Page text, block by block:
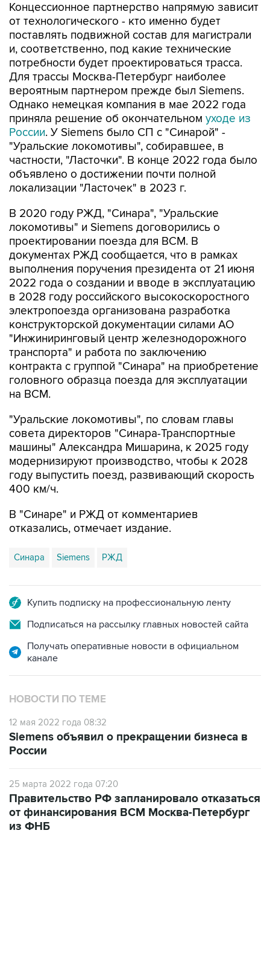
Концессионное партнерство напрямую зависит
от технологического - кто именно будет
поставлять подвижной состав для магистрали
и, соответственно, под какие технические
потребности будет проектироваться трасса.
Для трассы Москва-Петербург наиболее
вероятным партнером прежде был Siemens.
Однако немецкая компания в мае 2022 года
приняла решение об окончательном уходе из
России. У Siemens было СП с "Синарой" -
"Уральские локомотивы", собиравшее, в
частности, "Ласточки". В конце 2022 года было
объявлено о достижении почти полной
локализации "Ласточек" в 2023 г.
В 2020 году РЖД, "Синара", "Уральские
локомотивы" и Siemens договорились о
проектировании поезда для ВСМ. В
документах РЖД сообщается, что в рамках
выполнения поручения президента от 21 июня
2022 года о создании и вводе в эксплуатацию
в 2028 году российского высокоскоростного
электропоезда организована разработка
конструкторской документации силами АО
"Инжиниринговый центр железнодорожного
транспорта" и работа по заключению
контракта с группой "Синара" на приобретение
головного образца поезда для эксплуатации
на ВСМ.
"Уральские локомотивы", по словам главы
совета директоров "Синара-Транспортные
машины" Александра Мишарина, к 2025 году
модернизируют производство, чтобы к 2028
году выпустить поезд, развивающий скорость
400 км/ч.
В "Синаре" и РЖД от комментариев
отказались, отмечает издание.
Синара Siemens РЖД
Купить подписку на профессиональную ленту
Подписаться на рассылку главных новостей сайта
Получать оперативные новости в официальном
канале
НОВОСТИ ПО ТЕМЕ
12 мая 2022 года 08:32
Siemens объявил о прекращении бизнеса в
России
25 марта 2022 года 07:20
Правительство РФ запланировало отказаться
от финансирования ВСМ Москва-Петербург
из ФНБ